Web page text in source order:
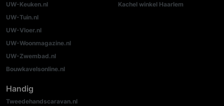
UW-Keuken.nl
UW-Tuin.nl
UW-Vloer.nl
UW-Woonmagazine.nl
UW-Zwembad.nl
Bouwkavelsonline.nl
Kachel winkel Haarlem
Handig
Tweedehandscaravan.nl